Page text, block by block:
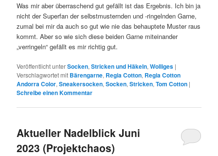
Was mir aber überraschend gut gefällt ist das Ergebnis. Ich bin ja
nicht der Superfan der selbstmusternden und -ringelnden Garne,
zumal bei mir da auch so gut wie nie das behauptete Muster raus
kommt. Aber so wie sich diese beiden Garne miteinander
„verringeln“ gefällt es mir richtig gut.
Veröffentlicht unterSocken,Stricken und Häkeln,Wolliges |
Verschlagwortet mit Bärengarne, Regia Cotton, Regia Cotton
Andorra Color,Sneakersocken,Socken,Stricken,Tom Cotton |
Schreibe einen Kommentar
Aktueller Nadelblick Juni
2023 (Projektchaos)